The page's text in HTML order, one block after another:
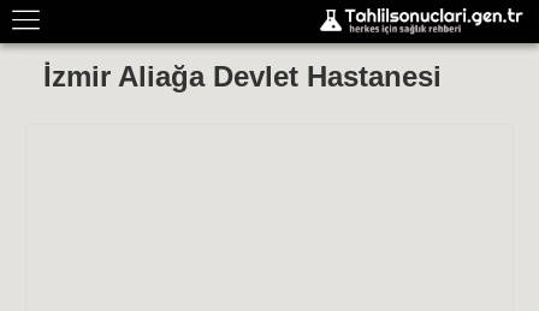
İzmir Aliağa Devlet Hastanesi